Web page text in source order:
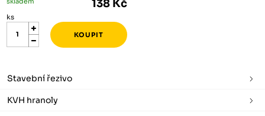
138 Kč
ks
Stavební řezivo
KVH hranoly